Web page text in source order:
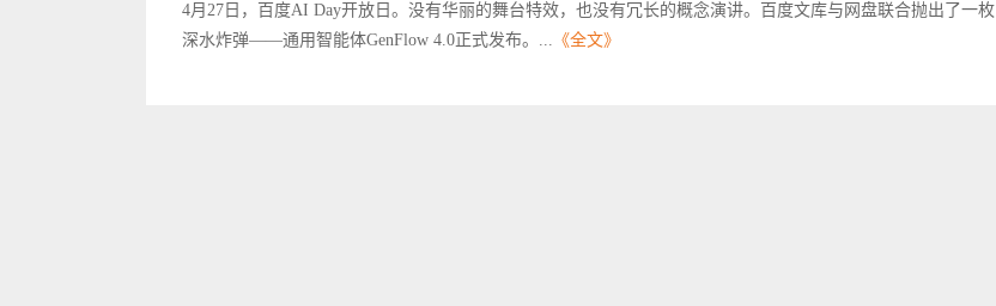
4月27日，百度AI Day开放日。没有华丽的舞台特效，也没有冗长的概念演讲。百度文库与网盘联合抛出了一枚
深水炸弹——通用智能体GenFlow 4.0正式发布。... 《全文》